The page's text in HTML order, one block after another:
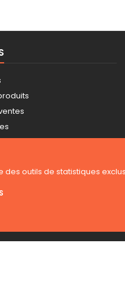
des outils de statistiques